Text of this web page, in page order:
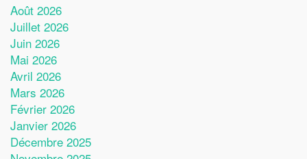
Août 2026
Juillet 2026
Juin 2026
Mai 2026
Avril 2026
Mars 2026
Février 2026
Janvier 2026
Décembre 2025